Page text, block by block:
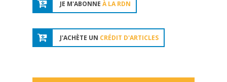
JE M'ABONNE À LA RDN
J'ACHÈTE UN CRÉDIT D'ARTICLES